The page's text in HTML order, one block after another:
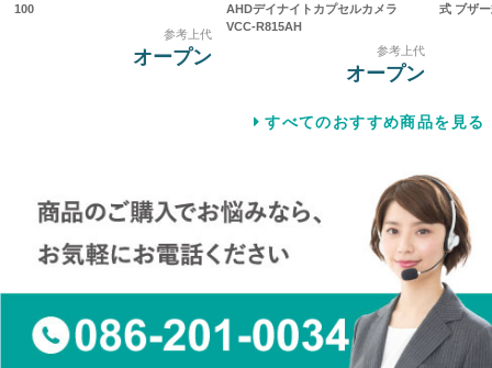
100
参考上代
オープン
AHDデイナイトカプセルカメラ
VCC-R815AH
参考上代
オープン
式 ブザ
すべてのおすすめ商品を見る